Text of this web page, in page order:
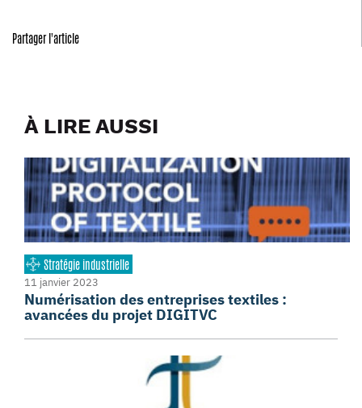
Partager l'article
À LIRE AUSSI
Stratégie industrielle
11 janvier 2023
Numérisation des entreprises textiles :
avancées du projet DIGITVC